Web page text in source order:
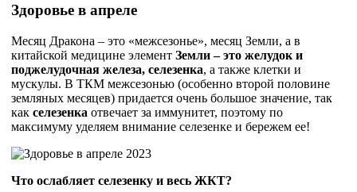
Здоровье в апреле
Месяц Дракона – это «межсезонье», месяц Земли, а в
китайской медицине элемент Земли – это желудок и
поджелудочная железа, селезенка, а также клетки и
мускулы. В ТКМ межсезонью (особенно второй половине
земляных месяцев) придается очень большое значение, так
как селезенка отвечает за иммунитет, поэтому по
максимуму уделяем внимание селезенке и бережем ее!
Что ослабляет селезенку и весь ЖКТ?